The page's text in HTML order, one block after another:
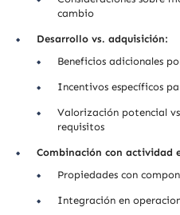
cambio
Desarrollo vs. adquisición:
Beneficios adicionales
Incentivos específicos
Valorización potencial
requisitos
Combinación con actividad
Propiedades con
Integración en